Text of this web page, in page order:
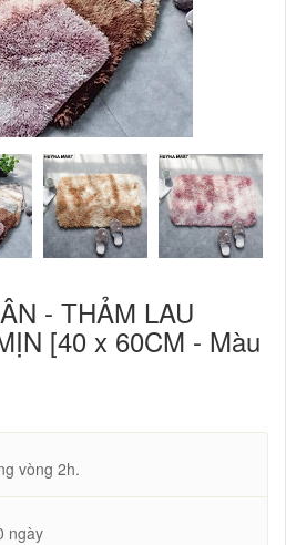
- THẢM LAU
[40 x 60CM - Màu
vòng 2h.
ngày